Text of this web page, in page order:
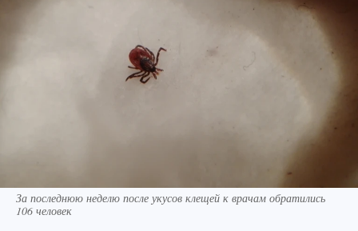
За последнюю неделю после укусов клещей к врачам обратились
106 человек